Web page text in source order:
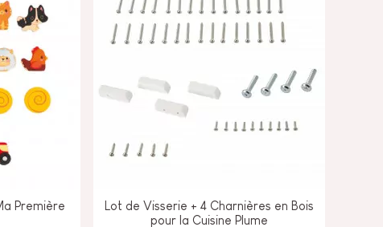
Première
Lot de Visserie + 4 Charnières en Bois
pour la Cuisine Plume